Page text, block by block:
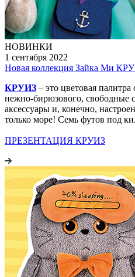
НОВИНКИ
1 сентября 2022
Новая коллекция Зайка Ми
КРУИЗ – это цветовая палитра
нежно-бирюзового, свободные
аксессуары и, конечно,
только море! Семь футов под
ПРЕЗЕНТАЦИЯ КРУИЗ